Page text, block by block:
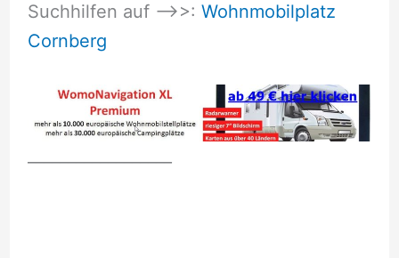
Suchhilfen auf –>>: Wohnmobilplatz
Cornberg